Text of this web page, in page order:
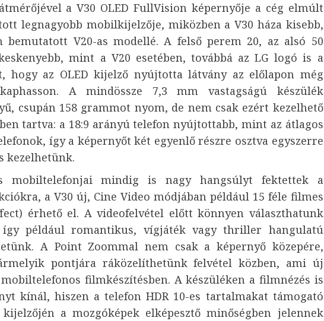
a V30 OLED FullVision képernyője a cég elmúlt
legnagyobb mobilkijelzője, miközben a V30 háza kisebb,
V20-as modellé. A felső perem 20, az alsó 50
mint a V20 esetében, továbbá az LG logó is a
hogy az OLED kijelző nyújtotta látvány az előlapon még
A mindössze 7,3 mm vastagságú készülék
csupán 158 grammot nyom, de nem csak ezért kezelhető
tartva: a 18:9 arányú telefon nyújtottabb, mint az átlagos
így a képernyőt két egyenlő részre osztva egyszerre
kezelhetünk.
mobiltelefonjai mindig is nagy hangsúlyt fektettek a
a V30 új, Cine Video módjában például 15 féle filmes
érhető el. A videofelvétel előtt könnyen választhatunk
például romantikus, vígjáték vagy thriller hangulatú
A Point Zoommal nem csak a képernyő közepére,
pontjára ráközelíthetünk felvétel közben, ami új
filmkészítésben. A készüléken a filmnézés is
kínál, hiszen a telefon HDR 10-es tartalmakat támogató
a mozgóképek elképesztő minőségben jelennek